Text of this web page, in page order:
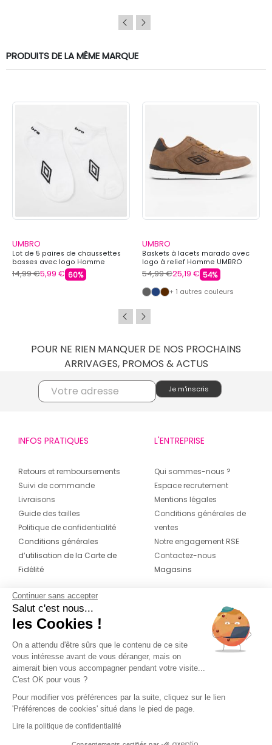
PRODUITS DE LA MÊME MARQUE
UMBRO
Lot de 5 paires de chaussettes
basses avec logo Homme
UMBRO
14,99 €5,99 € 60%
UMBRO
Baskets à lacets marado avec
logo à relief Homme UMBRO
54,99 €25,19 € 54%
+ 1 autres couleurs
POUR NE RIEN MANQUER DE NOS PROCHAINS
ARRIVAGES, PROMOS & ACTUS
INFOS PRATIQUES
Retours et remboursements
Suivi de commande
Livraisons
Guide des tailles
Politique de confidentialité
Conditions générales
d’utilisation de la Carte de
Fidélité
L'ENTREPRISE
Qui sommes-nous ?
Espace recrutement
Mentions légales
Conditions générales de
ventes
Notre engagement RSE
Contactez-nous
Magasins
CONTACT
04 42 20 78 42
Du lundi au jeudi de 8h30 à 16h30 & le
vendredi de 8h30 à 15h30
Continuer sans accepter
Salut c'est nous...
les Cookies !
On a attendu d'être sûrs que le contenu de ce site
vous intéresse avant de vous déranger, mais on
aimerait bien vous accompagner pendant votre visite...
C'est OK pour vous ?
Pour modifier vos préférences par la suite, cliquez sur le lien
'Préférences de cookies' situé dans le pied de page.
Lire la politique de confidentialité